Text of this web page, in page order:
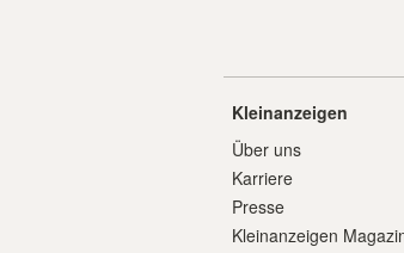
Kleinanzeigen
Über uns
Karriere
Presse
Kleinanzeigen